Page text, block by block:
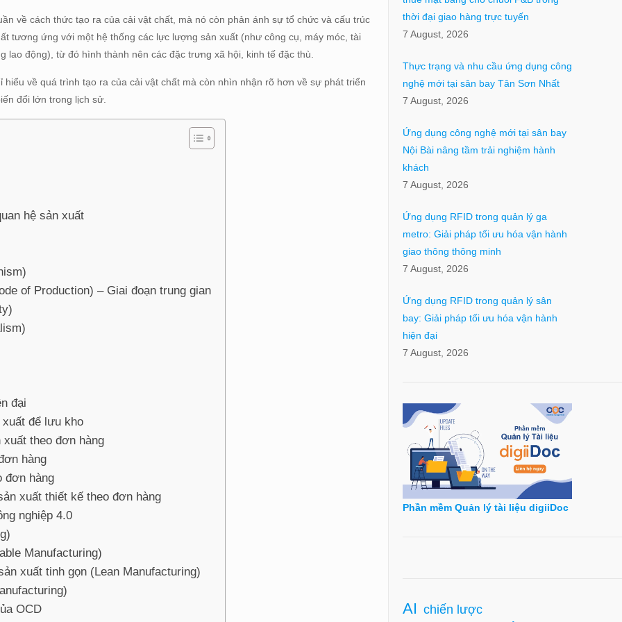
về cách thức tạo ra của cải vật chất, mà nó còn phản ánh sự tổ chức và cấu trúc
tương ứng với một hệ thống các lực lượng sản xuất (như công cụ, máy móc, tài
động), từ đó hình thành nên các đặc trưng xã hội, kinh tế đặc thù.
về quá trình tạo ra của cải vật chất mà còn nhìn nhận rõ hơn về sự phát triển
đổi lớn trong lịch sử.
hệ sản xuất
of Production) – Giai đoạn trung gian
đại
để lưu kho
theo đơn hàng
hàng
đơn hàng
xuất thiết kế theo đơn hàng
nghiệp 4.0
Manufacturing)
xuất tinh gọn (Lean Manufacturing)
OCD
thời đại giao hàng trực tuyến
7 August, 2026
Thực trạng và nhu cầu ứng dụng công
nghệ mới tại sân bay Tân Sơn Nhất
7 August, 2026
Ứng dụng công nghệ mới tại sân bay
Nội Bài nâng tầm trải nghiệm hành
khách
7 August, 2026
Ứng dụng RFID trong quản lý ga
metro: Giải pháp tối ưu hóa vận hành
giao thông thông minh
7 August, 2026
Ứng dụng RFID trong quản lý sân
bay: Giải pháp tối ưu hóa vận hành
hiện đại
7 August, 2026
Phần mềm Quản lý tài liệu digiiDoc
AI chiến lược